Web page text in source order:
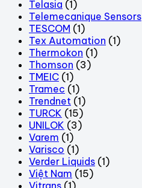
Telasia (1)
Telemecanique Sensors
TESCOM (1)
Tex Automation (1)
Thermokon (1)
Thomson (3)
TMEIC (1)
Tramec (1)
Trendnet (1)
TURCK (15)
UNILOK (3)
Varem (1)
Varisco (1)
Verder Liquids (1)
Việt Nam (15)
Vitrans (1)